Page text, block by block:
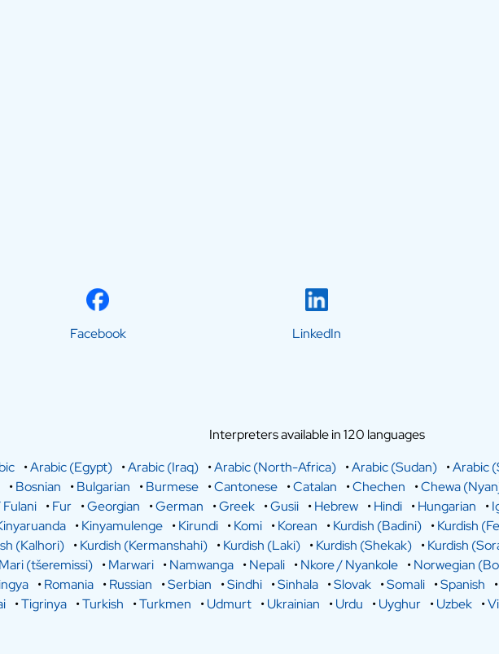
Facebook LinkedIn
Interpreters available in 120 languages
•Arabic (Egypt) •Arabic (Iraq) •Arabic (North-Africa) •Arabic (Sudan) •Arabic
•Bosnian •Bulgarian •Burmese •Cantonese •Catalan •Chechen •Chewa
•Fur •Georgian •German •Greek •Gusii •Hebrew •Hindi •Hungarian •
•Kinyamulenge •Kirundi •Komi •Korean •Kurdish (Badini) •Kurdish
(Kalhori) •Kurdish (Kermanshahi) •Kurdish (Laki) •Kurdish (Shekak) •Kurdish
Mari (tšeremissi) •Marwari •Namwanga •Nepali •Nkore / Nyankole •Norwegian
•Romania •Russian •Serbian •Sindhi •Sinhala •Slovak •Somali •Spanish
•Tigrinya •Turkish •Turkmen •Udmurt •Ukrainian •Urdu •Uyghur •Uzbek •